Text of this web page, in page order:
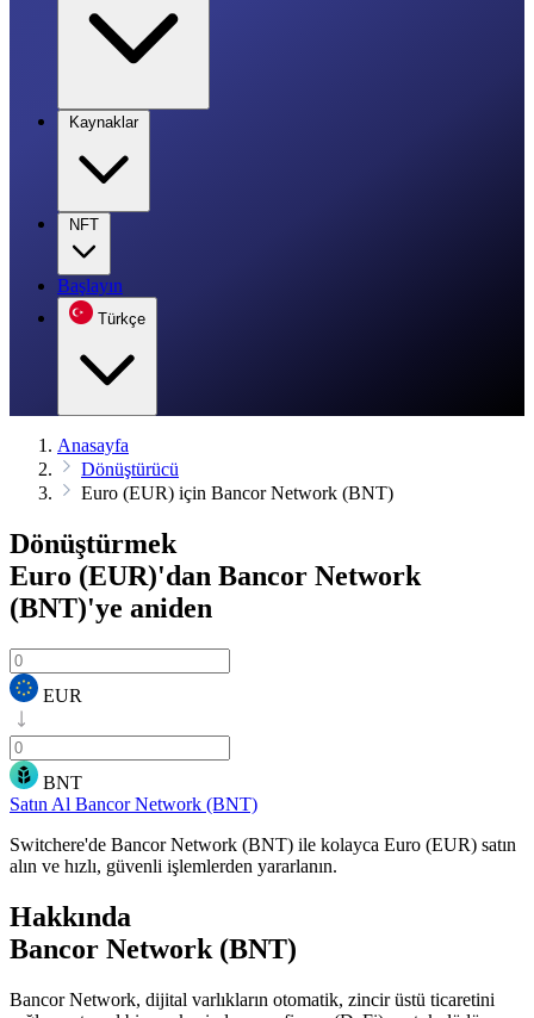
Kaynaklar
NFT
Başlayın
Türkçe
Anasayfa
Dönüştürücü
Euro (EUR) için Bancor Network (BNT)
Dönüştürmek
Euro (EUR)'dan Bancor Network
(BNT)'ye aniden
EUR
BNT
Satın Al Bancor Network (BNT)
Switchere'de Bancor Network (BNT) ile kolayca Euro (EUR) satın
alın ve hızlı, güvenli işlemlerden yararlanın.
Hakkında
Bancor Network (BNT)
Bancor Network, dijital varlıkların otomatik, zincir üstü ticaretini